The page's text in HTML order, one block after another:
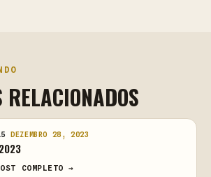
RELACIONADOS
DEZEMBRO 28, 2023
COMPLETO →